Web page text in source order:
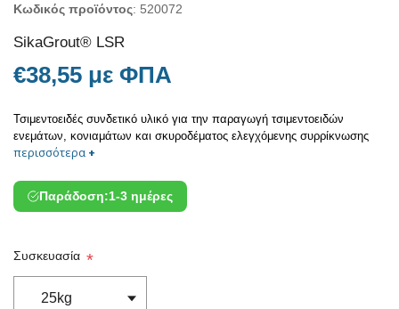
Κωδικός προϊόντος: 520072
SikaGrout® LSR
€38,55 με ΦΠΑ
Τσιμεντοειδές συνδετικό υλικό για την παραγωγή τσιμεντοειδών
ενεμάτων, κονιαμάτων και σκυροδέματος ελεγχόμενης συρρίκνωσης
περισσότερα +
Παράδοση:1-3 ημέρες
Συσκευασία *